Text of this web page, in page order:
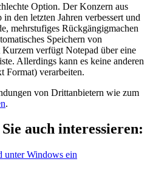
Option. Der Konzern aus
den letzten Jahren verbessert und
mehrstufiges Rückgängigmachen
Speichern von
verfügt Notepad über eine
Allerdings kann es keine anderen
Format) verarbeiten.
von Drittanbietern wie zum
.
auch interessieren:
unter Windows ein